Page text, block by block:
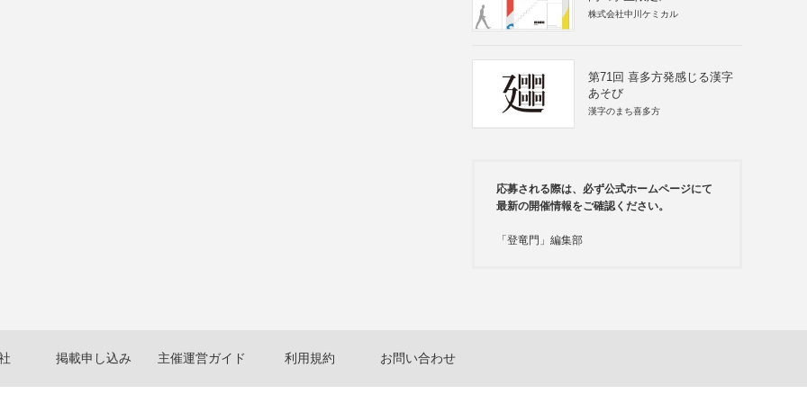
株式会社中川ケミカル
第71回 喜多方発感じる漢字
あそび
漢字のまち喜多方
応募される際は、必ず公式ホームページにて
最新の開催情報をご確認ください。
「登竜門」編集部
掲載申し込み 主催運営ガイド 利用規約 お問い合わせ